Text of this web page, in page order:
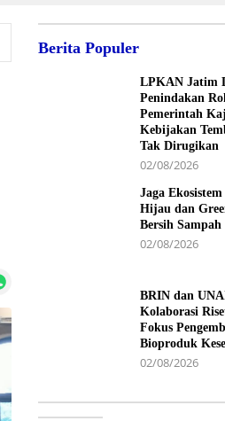
Berita Populer
LPKAN Jatim
Penindakan
Pemerintah
Kebijakan
Tak Dirugikan
02/08/2026
Jaga
Hijau dan
Bersih
02/08/2026
BRIN dan
Kolaborasi
Fokus
Bioproduk
02/08/2026